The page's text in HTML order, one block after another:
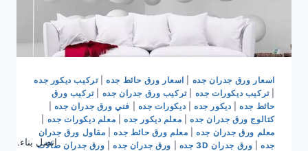
اسعار ورق جدران جده اسعار ورق حائط جده|تركيب ديكور جده
|تركيب ديكورات جده |تركيب ورق جدران جده |تركيب ورق
حائط جده| ديكور جده| ديكورات جده فني ورق جدران جده
كتالوج ورق جدران جده| معلم ديكور جده معلم ديكورات جده
معلم ورق جدران جده| معلم ورق حائط جده| مقاول ورق جدران
جده| ورق جدران 3D جده ورق جدران جده| ورق جدران صالاتاتصل بناء.